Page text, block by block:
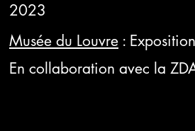
2023
Musée du Louvre : Exposition
En collaboration avec la